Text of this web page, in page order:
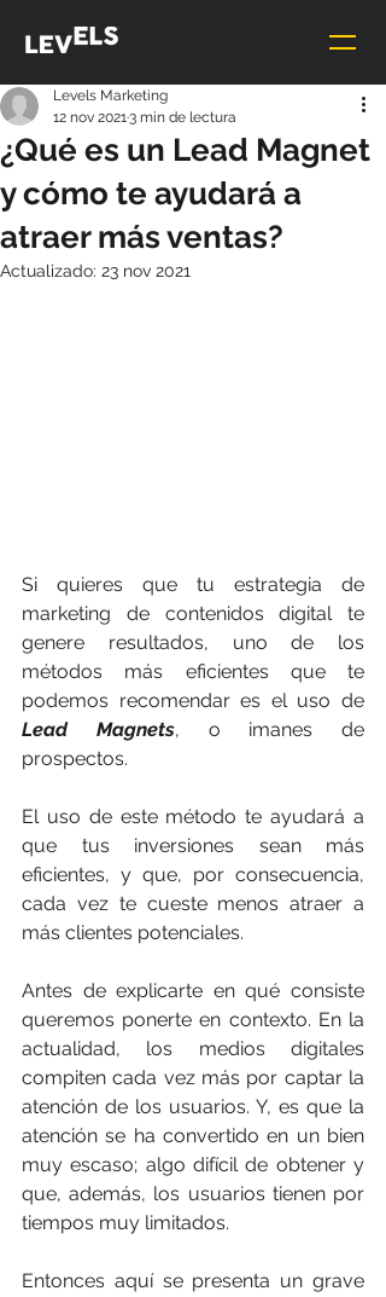
¿Qué es un Lead Magnet
y cómo te ayudará a
atraer más ventas?
Levels Marketing
12 nov 20213 min de lectura
Actualizado: 23 nov 2021
Si quieres que tu estrategia de
marketing de contenidos digital te
genere resultados, uno de los
métodos más eficientes que te
Lead Magnets, o imanes de
prospectos.
El uso de este método te ayudará a
que tus inversiones sean más
eficientes, y que, por consecuencia,
cada vez te cueste menos atraer a
más clientes potenciales.
Antes de explicarte en qué consiste
queremos ponerte en contexto. En la
actualidad, los medios digitales
compiten cada vez más por captar la
atención de los usuarios. Y, es que la
atención se ha convertido en un bien
muy escaso; algo difícil de obtener y
que, además, los usuarios tienen por
tiempos muy limitados.
Entonces aquí se presenta un grave